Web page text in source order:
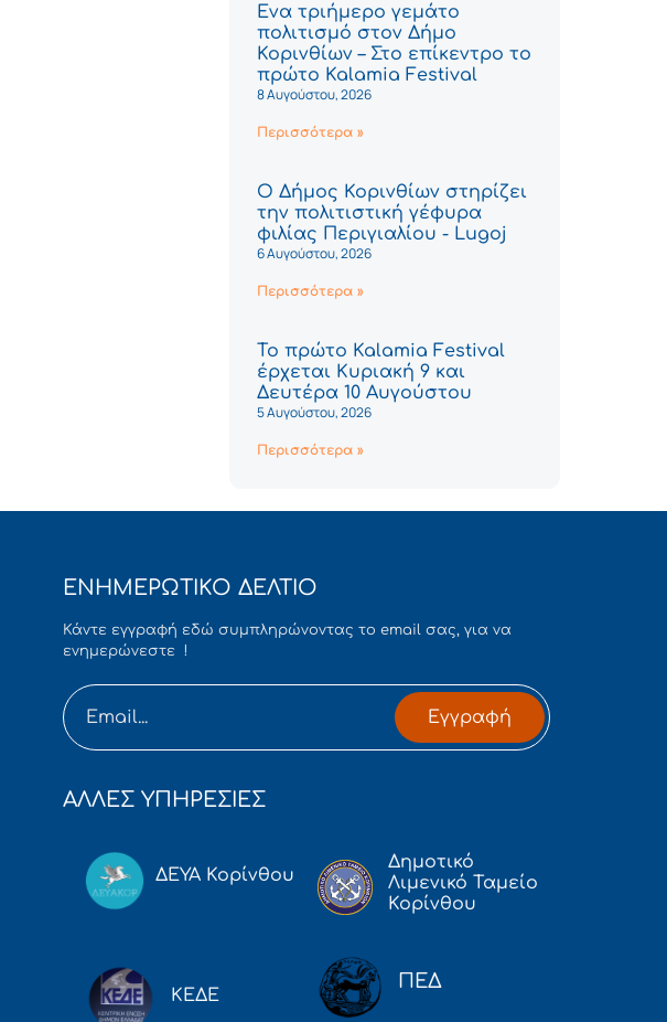
Ένα τριήμερο γεμάτο
πολιτισμό στον Δήμο
Κορινθίων – Στο επίκεντρο το
πρώτο Kalamia Festival
8 Αυγούστου, 2026
Περισσότερα »
Ο Δήμος Κορινθίων στηρίζει
την πολιτιστική γέφυρα
φιλίας Περιγιαλίου - Lugoj
6 Αυγούστου, 2026
Περισσότερα »
Το πρώτο Kalamia Festival
έρχεται Κυριακή 9 και
Δευτέρα 10 Αυγούστου
5 Αυγούστου, 2026
Περισσότερα »
ΕΝΗΜΕΡΩΤΙΚΟ ΔΕΛΤΙΟ
Κάντε εγγραφή εδώ συμπληρώνοντας το email σας, για να
ενημερώνεστε !
Εγγραφή
ΑΛΛΕΣ ΥΠΗΡΕΣΙΕΣ
ΔΕΥΑ Κορίνθου
Δημοτικό
Λιμενικό Ταμείο
Κορίνθου
ΚΕΔΕ
ΠΕΔ